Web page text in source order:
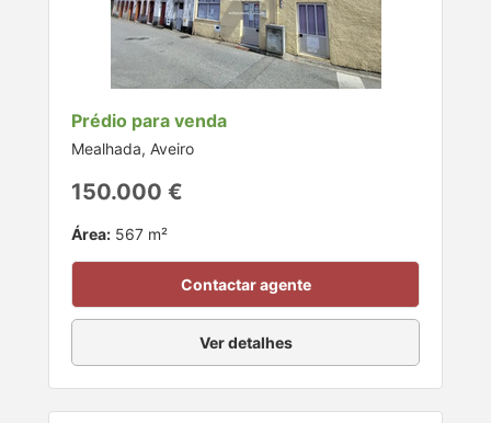
Prédio para venda
Mealhada, Aveiro
150.000 €
Área: 567 m²
Contactar agente
Ver detalhes